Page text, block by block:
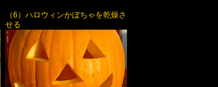
（6）ハロウィンかぼちゃを乾燥さ
せる